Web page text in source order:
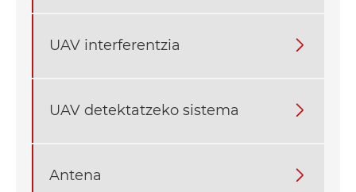
UAV interferentzia 
UAV detektatzeko sistema 
Antena 